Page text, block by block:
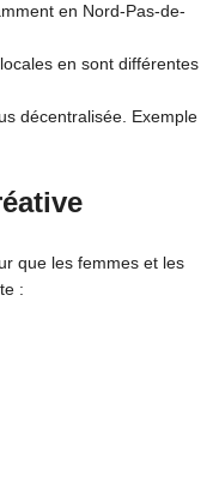
en Nord-Pas-de-
en sont différentes
décentralisée. Exemple
que les femmes et les
: